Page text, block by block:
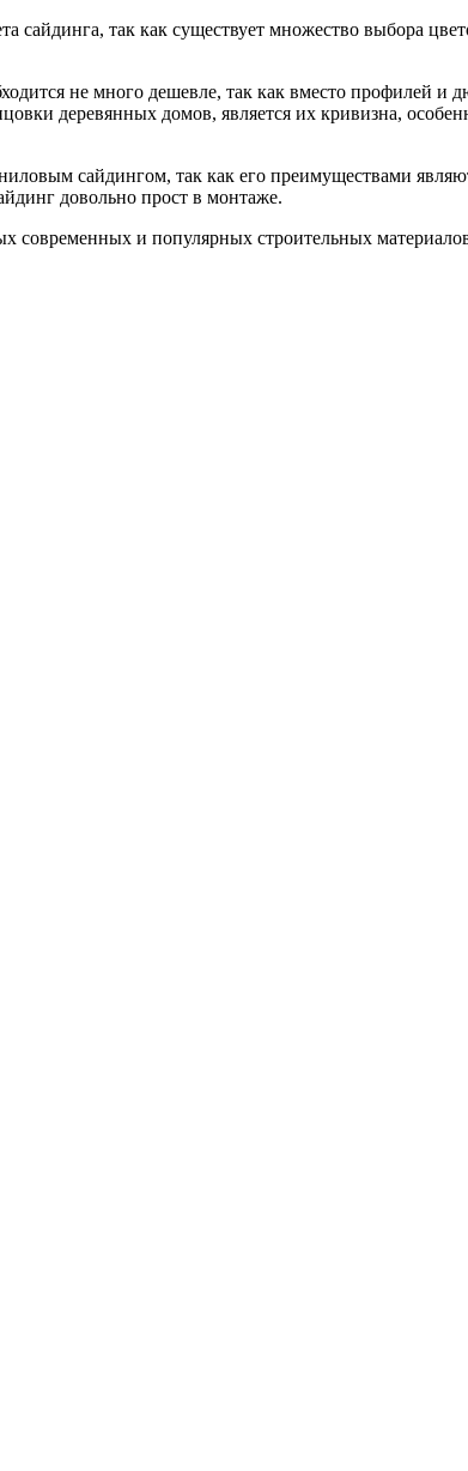
сайдинга, так как существует множество выбора
не много дешевле, так как вместо профилей и
деревянных домов, является их кривизна,
сайдингом, так как его преимуществами
довольно прост в монтаже.
и популярных строительных